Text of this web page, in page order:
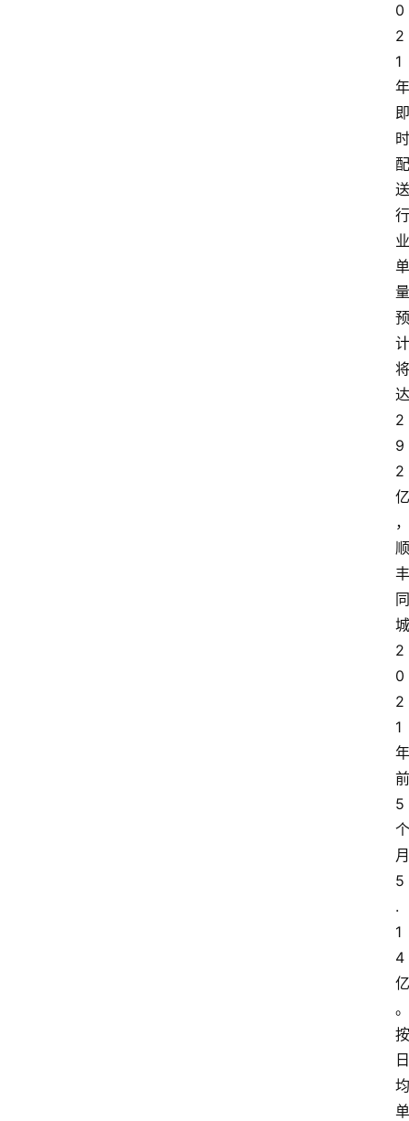
0
2
1
年
即
时
配
送
行
业
单
量
预
计
将
达
2
9
2
亿
，
顺
丰
同
城
2
0
2
1
年
前
5
个
月
5
.
1
4
亿
。
按
日
均
单